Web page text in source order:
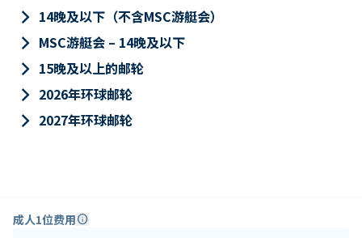
keyboard_arrow_right 14晚及以下（不含MSC游艇会）
keyboard_arrow_right MSC游艇会 – 14晚及以下
keyboard_arrow_right 15晚及以上的邮轮
keyboard_arrow_right 2026年环球邮轮
keyboard_arrow_right 2027年环球邮轮
成人1位费用info